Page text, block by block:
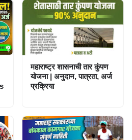
महाराष्ट्र शासनाची तार कुंपण
योजना | अनुदान, पात्रता, अर्ज
प्रक्रिया